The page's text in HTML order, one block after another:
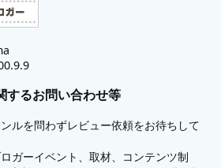
するお問い合わせ等
ルを問わずレビュー依頼をお待ちして
ガーイベント、取材、コンテンツ制